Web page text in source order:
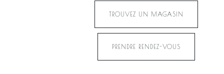
TROUVEZ UN MAGASIN
PRENDRE RENDEZ-VOUS